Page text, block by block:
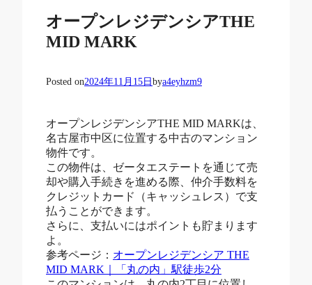
オープンレジデンシアTHE
MID MARK
Posted on2024年11月15日 bya4eyhzm9
オープンレジデンシアTHE MID MARKは、
名古屋市中区に位置する中古のマンション
物件です。
この物件は、ゼータエステートを通じて売
却や購入手続きを進める際、仲介手数料を
クレジットカード（キャッシュレス）で支
払うことができます。
さらに、支払いにはポイントも貯まります
よ。
参考ページ： オープンレジデンシア THE
MID MARK｜「丸の内」駅徒歩2分